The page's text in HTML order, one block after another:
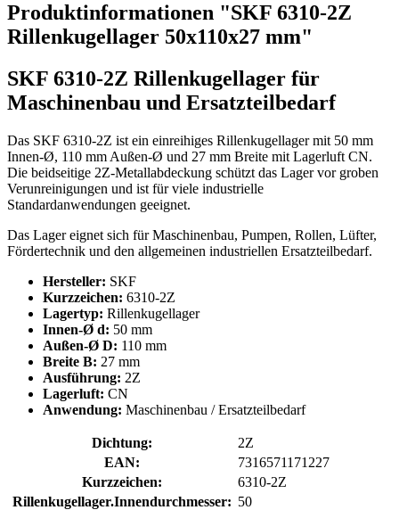
Produktinformationen "SKF 6310-2Z
Rillenkugellager 50x110x27 mm"
SKF 6310-2Z Rillenkugellager für
Maschinenbau und Ersatzteilbedarf
Das SKF 6310-2Z ist ein einreihiges Rillenkugellager mit 50 mm
Innen-Ø, 110 mm Außen-Ø und 27 mm Breite mit Lagerluft CN.
Die beidseitige 2Z-Metallabdeckung schützt das Lager vor groben
Verunreinigungen und ist für viele industrielle
Standardanwendungen geeignet.
Das Lager eignet sich für Maschinenbau, Pumpen, Rollen, Lüfter,
Fördertechnik und den allgemeinen industriellen Ersatzteilbedarf.
Hersteller: SKF
Kurzzeichen: 6310-2Z
Lagertyp: Rillenkugellager
Innen-Ø d: 50 mm
Außen-Ø D: 110 mm
Breite B: 27 mm
Ausführung: 2Z
Lagerluft: CN
Anwendung: Maschinenbau / Ersatzteilbedarf
Dichtung:
2Z
EAN:
7316571171227
Kurzzeichen:
6310-2Z
Rillenkugellager.Innendurchmesser: 50